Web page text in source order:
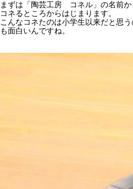
まずは「陶芸工房 コネル」の名前か
コネるところからはじまります。
こんなコネたのは小学生以来だと思
も面白いんですね。